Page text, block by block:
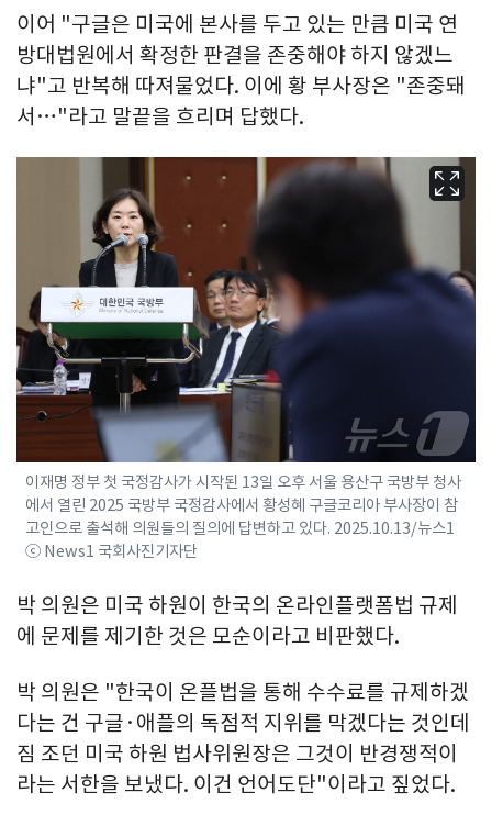
이어 "구글은 미국에 본사를 두고 있는 만큼 미국 연
방대법원에서 확정한 판결을 존중해야 하지 않겠느
냐"고 반복해 따져물었다. 이에 황 부사장은 "존중돼
서…"라고 말끝을 흐리며 답했다.
이재명 정부 첫 국정감사가 시작된 13일 오후 서울 용산구 국방부 청사
에서 열린 2025 국방부 국정감사에서 황성혜 구글코리아 부사장이 참
고인으로 출석해 의원들의 질의에 답변하고 있다. 2025.10.13/뉴스1
ⓒ News1 국회사진기자단
박 의원은 미국 하원이 한국의 온라인플랫폼법 규제
에 문제를 제기한 것은 모순이라고 비판했다.
박 의원은 "한국이 온플법을 통해 수수료를 규제하겠
다는 건 구글·애플의 독점적 지위를 막겠다는 것인데
짐 조던 미국 하원 법사위원장은 그것이 반경쟁적이
라는 서한을 보냈다. 이건 언어도단"이라고 짚었다.​